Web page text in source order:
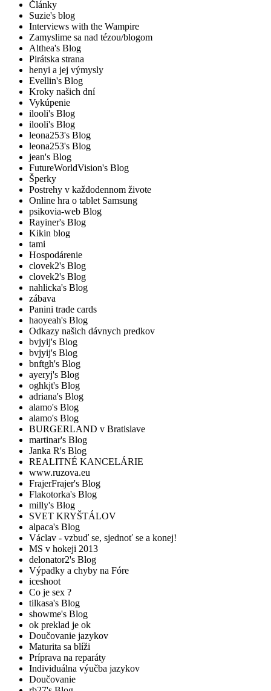
Články
Suzie's blog
Interviews with the Wampire
Zamyslime sa nad tézou/blogom
Althea's Blog
Pirátska strana
henyi a jej výmysly
Evellin's Blog
Kroky našich dní
Vykúpenie
ilooli's Blog
ilooli's Blog
leona253's Blog
leona253's Blog
jean's Blog
FutureWorldVision's Blog
Šperky
Postrehy v každodennom živote
Online hra o tablet Samsung
psikovia-web Blog
Rayiner's Blog
Kikin blog
tami
Hospodárenie
clovek2's Blog
clovek2's Blog
nahlicka's Blog
zábava
Panini trade cards
haoyeah's Blog
Odkazy našich dávnych predkov
bvjyij's Blog
bvjyij's Blog
bnftgh's Blog
ayeryj's Blog
oghkjt's Blog
adriana's Blog
alamo's Blog
alamo's Blog
BURGERLAND v Bratislave
martinar's Blog
Janka R's Blog
REALITNÉ KANCELÁRIE
www.ruzova.eu
FrajerFrajer's Blog
Flakotorka's Blog
milly's Blog
SVET KRYŠTÁLOV
alpaca's Blog
Václav - vzbuď se, sjednoť se a konej!
MS v hokeji 2013
delonator2's Blog
Výpadky a chyby na Fóre
iceshoot
Co je sex ?
tilkasa's Blog
showme's Blog
ok preklad je ok
Doučovanie jazykov
Maturita sa blíži
Príprava na reparáty
Individuálna výučba jazykov
Doučovanie